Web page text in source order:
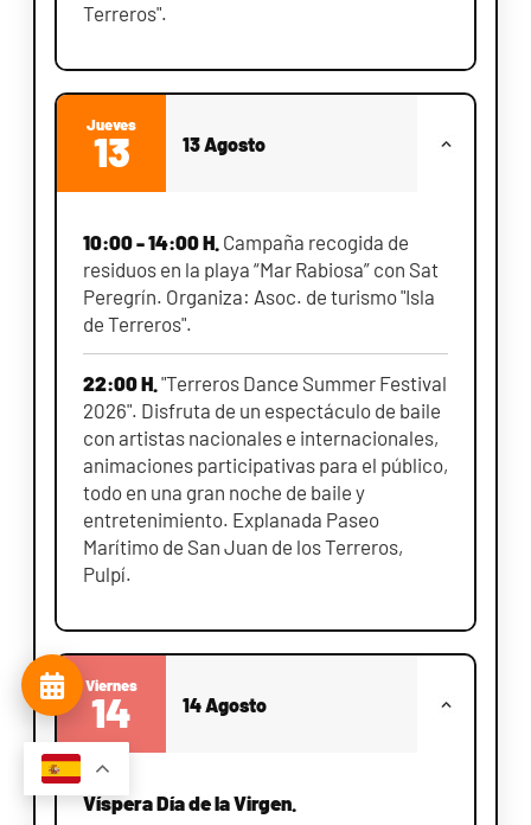
Terreros".
Jueves
13 13 Agosto
10:00 - 14:00 H. Campaña recogida de
residuos en la playa “Mar Rabiosa” con Sat
Peregrín. Organiza: Asoc. de turismo "Isla
de Terreros".
22:00 H."Terreros Dance Summer Festival
2026". Disfruta de un espectáculo de baile
con artistas nacionales e internacionales,
animaciones participativas para el público,
todo en una gran noche de baile y
entretenimiento. Explanada Paseo
Marítimo de San Juan de los Terreros,
Pulpí.
Viernes
14 14 Agosto
Víspera Día de la Virgen.